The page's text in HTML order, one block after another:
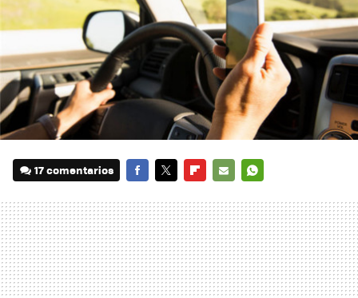
17 comentarios
MAIL